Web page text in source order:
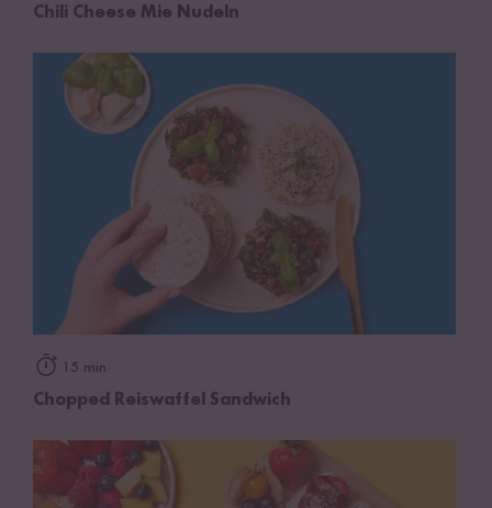
Chili Cheese Mie Nudeln
15 min
Chopped Reiswaffel Sandwich